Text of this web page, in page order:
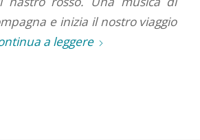
e inizia il nostro viaggio
a leggere